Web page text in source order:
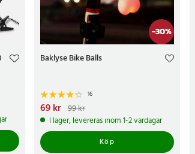
-30%
Baklyse Bike Balls
16
Nuvarande pris
99 kr
69 kr 99 kr
I lager, levereras inom 1-2 vardagar
Köp